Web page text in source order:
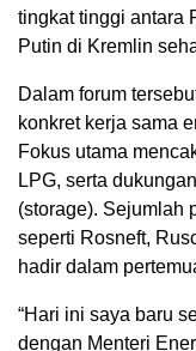
tingkat tinggi antara
Putin di Kremlin
Dalam forum
konkret kerja sama
Fokus utama
LPG, serta
(storage). Sejumlah
seperti Rosneft,
hadir dalam
“Hari ini saya baru
dengan Menteri